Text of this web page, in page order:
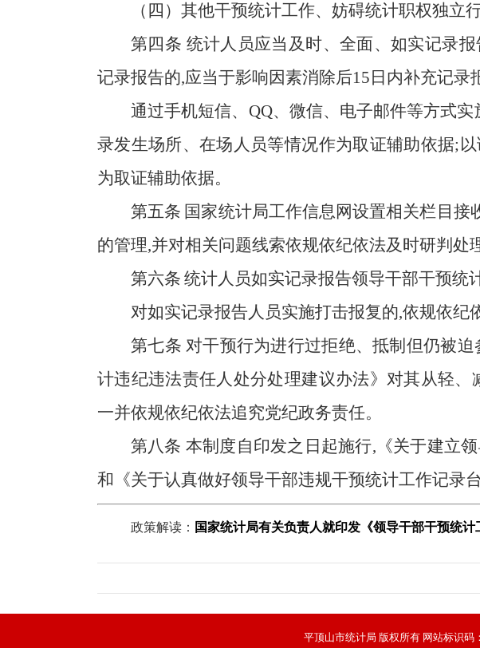
（四）其他干预统计工作、妨碍统计职权独立
第四条 统计人员应当及时、全面、如实记录
记录报告的,应当于影响因素消除后15日内补充记录
通过手机短信、QQ、微信、电子邮件等方式
录发生场所、在场人员等情况作为取证辅助依据;
为取证辅助依据。
第五条 国家统计局工作信息网设置相关栏目
的管理,并对相关问题线索依规依纪依法及时研判处
第六条 统计人员如实记录报告领导干部干预统
对如实记录报告人员实施打击报复的,依规依纪
第七条对干预行为进行过拒绝、抵制但仍被
计违纪违法责任人处分处理建议办法》对其从轻
一并依规依纪依法追究党纪政务责任。
第八条 本制度自印发之日起施行,《关于建立
和《关于认真做好领导干部违规干预统计工作记录
政策解读： 国家统计局有关负责人就印发《领导干部干预统
平顶山市统计局 版权所有 网站标识码